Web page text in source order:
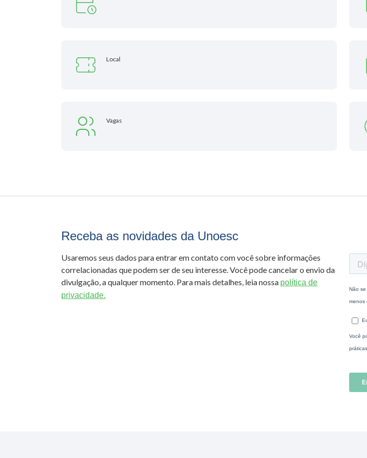
Local
Vagas
Receba as novidades da Unoesc
Usaremos seus dados para entrar em contato com você sobre informações
correlacionadas que podem ser de seu interesse. Você pode cancelar o envio da
divulgação, a qualquer momento. Para mais detalhes, leia nossa política de
privacidade.